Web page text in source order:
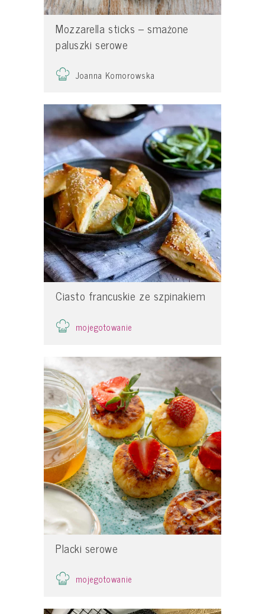
Mozzarella sticks – smażone
paluszki serowe
Joanna Komorowska
Ciasto francuskie ze szpinakiem
mojegotowanie
Placki serowe
mojegotowanie